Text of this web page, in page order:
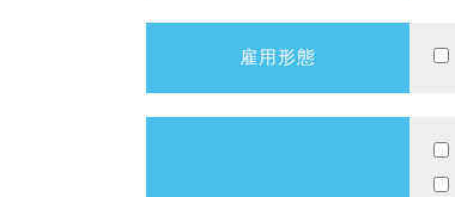
雇用形態